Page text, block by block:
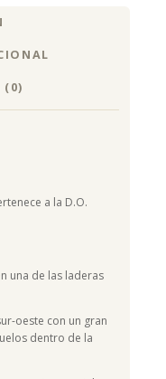
(0)
a la D.O.
una de las laderas
oeste con un gran
dentro de la